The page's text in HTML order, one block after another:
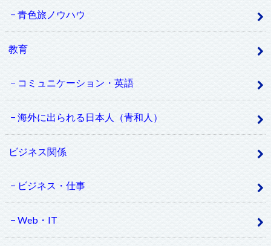
青色旅ノウハウ
教育
コミュニケーション・英語
海外に出られる日本人（青和人）
ビジネス関係
ビジネス・仕事
Web・IT